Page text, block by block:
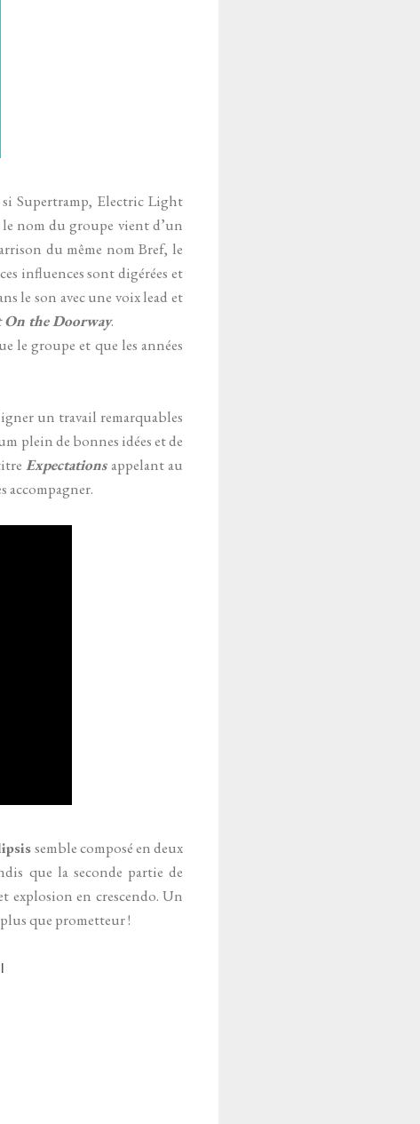
si Supertramp, Electric Light
le nom du groupe vient d’un
du même nom Bref, le
influences sont digérées et
le son avec une voix lead et
On the Doorway.
le groupe et que les années
un travail remarquables
plein de bonnes idées et de
Expectationsappelant au
accompagner.
semble composé en deux
que la seconde partie de
explosion en crescendo. Un
que prometteur !